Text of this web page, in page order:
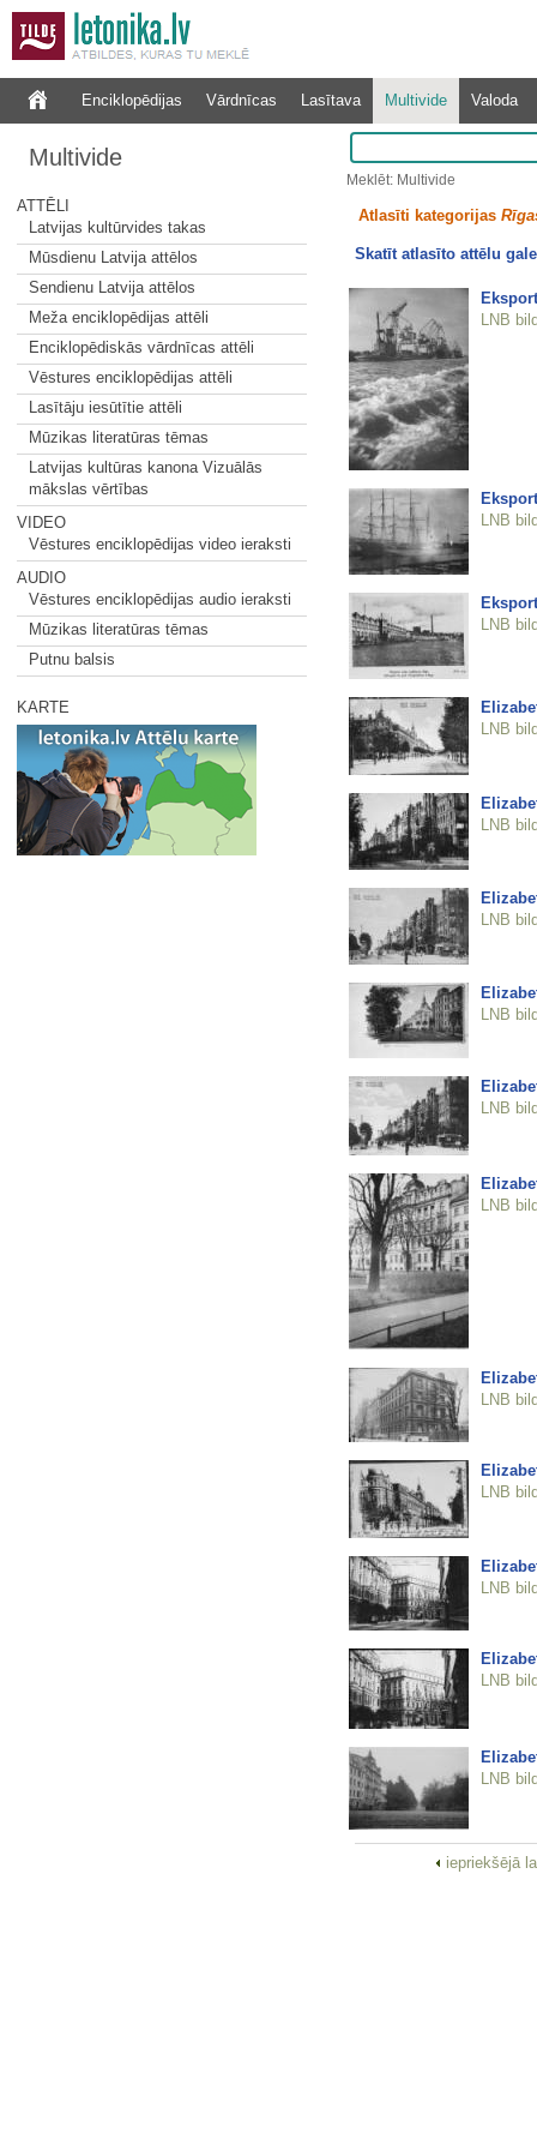
Enciklopēdijas Vārdnīcas Lasītava Multivide Valoda
Multivide
ATTĒLI
Latvijas kultūrvides takas
Mūsdienu Latvija attēlos
Sendienu Latvija attēlos
Meža enciklopēdijas attēli
Enciklopēdiskās vārdnīcas attēli
Vēstures enciklopēdijas attēli
Lasītāju iesūtītie attēli
Mūzikas literatūras tēmas
Latvijas kultūras kanona Vizuālās
mākslas vērtības
VIDEO
Vēstures enciklopēdijas video ieraksti
AUDIO
Vēstures enciklopēdijas audio ieraksti
Mūzikas literatūras tēmas
Putnu balsis
KARTE
Meklēt: Multivide
Atlasīti kategorijas
Skatīt atlasīto attēlu
LNB
LNB
LNB
LNB
LNB
LNB
LNB
LNB
LNB
LNB
LNB
LNB
LNB
LNB
iepriekšējā